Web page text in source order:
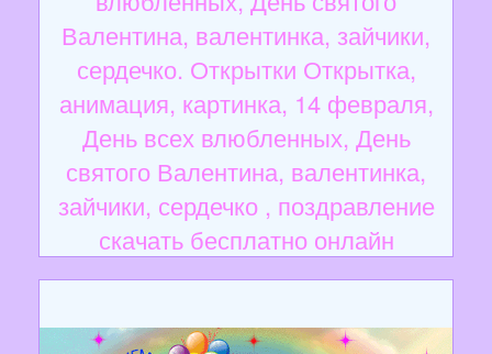
Валентина, валентинка, зайчики,
сердечко. Открытки Открытка,
анимация, картинка, 14 февраля,
День всех влюбленных, День
святого Валентина, валентинка,
зайчики, сердечко , поздравление
скачать бесплатно онлайн